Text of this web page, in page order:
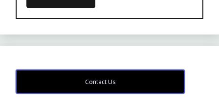
Contact Us